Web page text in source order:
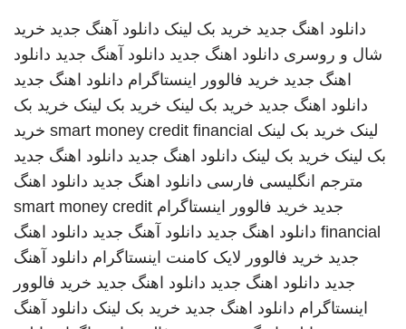
دانلود اهنگ جدید خرید بک لینک دانلود آهنگ جدید خرید
شال و روسری دانلود اهنگ جدید دانلود آهنگ جدید دانلود
اهنگ جدید خرید فالوور اینستاگرام دانلود اهنگ جدید
دانلود اهنگ جدید خرید بک لینک خرید بک لینک خرید بک
لینک خرید بک لینک smart money credit financial خرید
بک لینک خرید بک لینک دانلود اهنگ جدید دانلود اهنگ جدید
مترجم انگلیسی فارسی دانلود اهنگ جدید دانلود اهنگ
جدید خرید فالوور اینستاگرام smart money credit
financial دانلود اهنگ جدید دانلود آهنگ جدید دانلود اهنگ
جدید خرید فالوور لایک کامنت اینستاگرام دانلود آهنگ
جدید دانلود اهنگ جدید دانلود اهنگ جدید خرید فالوور
اینستاگرام دانلود اهنگ جدید خرید بک لینک دانلود آهنگ